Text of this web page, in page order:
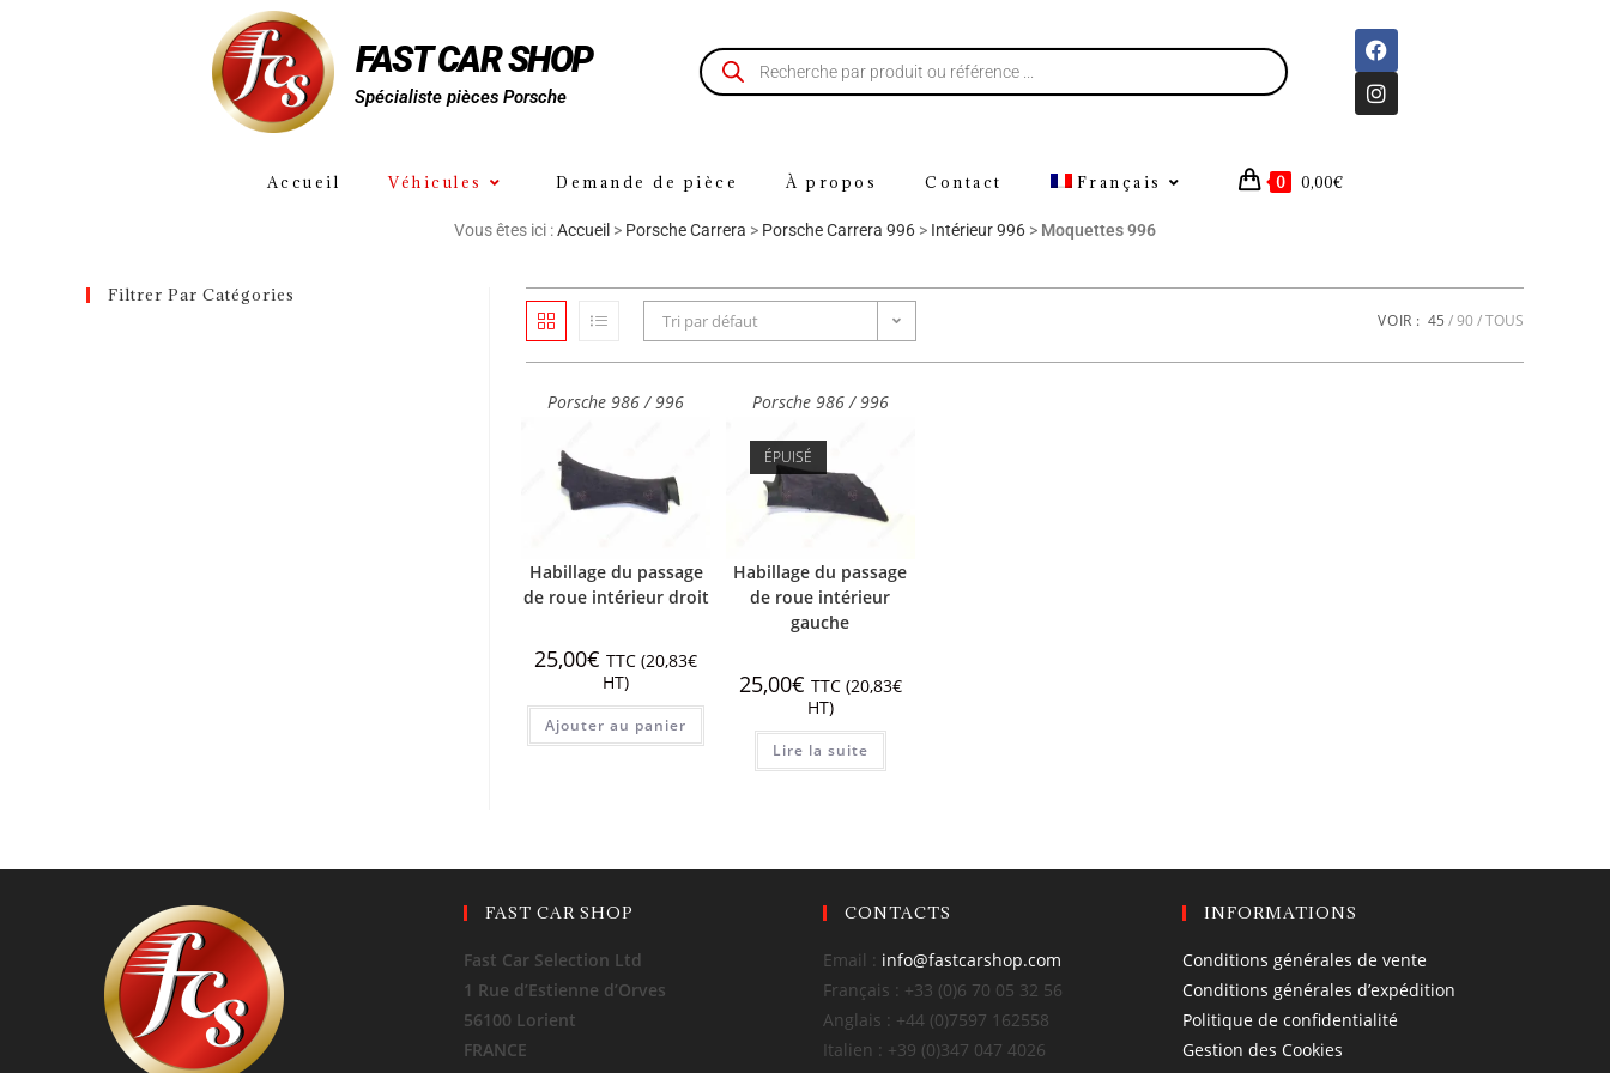
FAST CAR SHOP
Spécialiste pièces Porsche
Accueil Véhicules Demande de pièce À propos Contact Français 0 0,00€
Vous êtes ici :Accueil > Porsche Carrera > Porsche Carrera 996 > Intérieur 996 > Moquettes 996
Tri par défaut VOIR : 45 90 TOUS
Porsche 986 / 996
Habillage du passage
de roue intérieur droit
25,00€ TTC (20,83€
HT)
Ajouter au panier
Porsche 986 / 996
ÉPUISÉ
Habillage du passage
de roue intérieur
gauche
25,00€ TTC (20,83€
HT)
Lire la suite
Filtrer Par Catégories
FAST CAR SHOP
Fast Car Selection Ltd
1 Rue d’Estienne d’Orves
56100 Lorient
FRANCE
CONTACTS
Email : info@fastcarshop.com
Français : +33 (0)6 70 05 32 56
Anglais : +44 (0)7597 162558
Italien : +39 (0)347 047 4026
INFORMATIONS
Conditions générales de vente
Conditions générales d’expédition
Politique de confidentialité
Gestion des Cookies